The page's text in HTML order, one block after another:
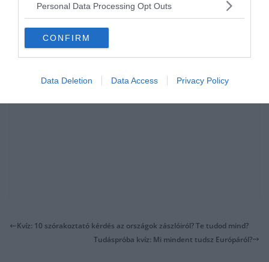
Personal Data Processing Opt Outs
CONFIRM
Data Deletion Data Access Privacy Policy
Kvíz: 10 szórakoztató kérdés az országok zászlóiról? Te tudod mind?
Tudáspróba kvíz: Mi mindent tudsz Európáról?